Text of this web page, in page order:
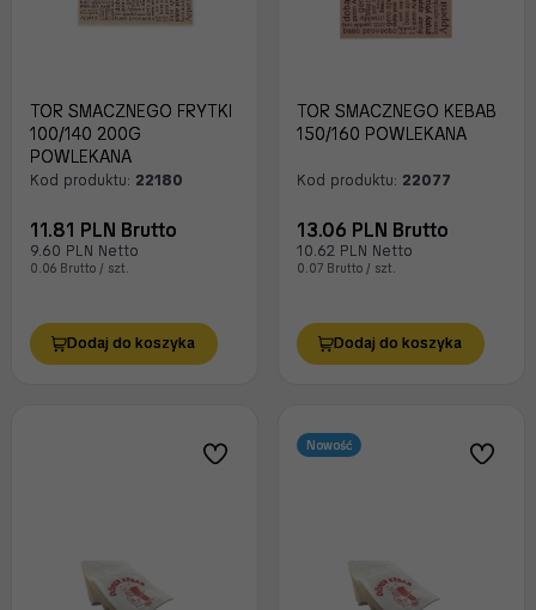
TOR SMACZNEGO FRYTKI
100/140 200G
POWLEKANA
Kod produktu: 22180
11.81 PLN Brutto
9.60 PLN Netto
0.06 Brutto / szt.
Dodaj do koszyka
TOR SMACZNEGO KEBAB
150/160 POWLEKANA
Kod produktu: 22077
13.06 PLN Brutto
10.62 PLN Netto
0.07 Brutto / szt.
Dodaj do koszyka
Nowość